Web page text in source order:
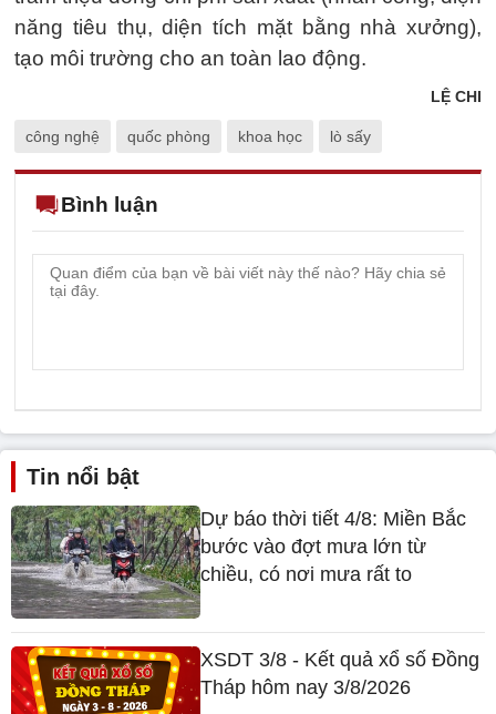
năng tiêu thụ, diện tích mặt bằng nhà xưởng),
tạo môi trường cho an toàn lao động.
LỆ CHI
công nghệ quốc phòng khoa học lò sấy
Bình luận
Tin nổi bật
Dự báo thời tiết 4/8: Miền Bắc
bước vào đợt mưa lớn từ
chiều, có nơi mưa rất to
XSDT 3/8 - Kết quả xổ số Đồng
Tháp hôm nay 3/8/2026